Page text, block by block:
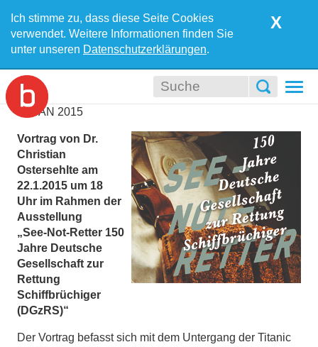
Ich stimme zu, dass diese Seite Cookies
verwendet. Weitere Informationen finden Sie
unter unseren Datenschutzerklärungen.
X
JAN 2015
Vortrag von Dr.
Christian
Ostersehlte am
22.1.2015 um 18
Uhr im Rahmen der
Ausstellung
„See-Not-Retter 150
Jahre Deutsche
Gesellschaft zur
Rettung
Schiffbrüchiger
(DGzRS)“
Der Vortrag befasst sich mit dem Untergang der Titanic